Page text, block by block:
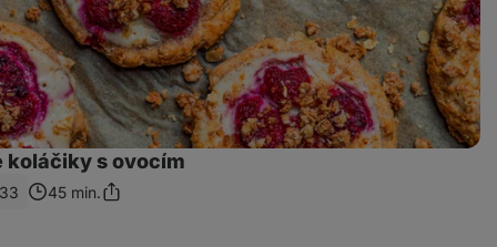
koláčiky s ovocím
45 min.Zdieľať